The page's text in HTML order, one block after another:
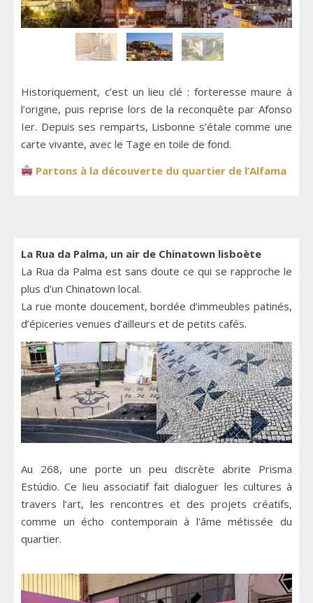
Historiquement, c’est un lieu clé : forteresse maure à
l’origine, puis reprise lors de la reconquête par Afonso
Ier. Depuis ses remparts, Lisbonne s’étale comme une
carte vivante, avec le Tage en toile de fond.
Partons à la découverte du quartier de l’Alfama
La Rua da Palma, un air de Chinatown lisboète
La Rua da Palma est sans doute ce qui se rapproche le
plus d’un Chinatown local.
La rue monte doucement, bordée d’immeubles patinés,
d’épiceries venues d’ailleurs et de petits cafés.
Au 268, une porte un peu discrète abrite Prisma
Estúdio. Ce lieu associatif fait dialoguer les cultures à
travers l’art, les rencontres et des projets créatifs,
comme un écho contemporain à l’âme métissée du
quartier.